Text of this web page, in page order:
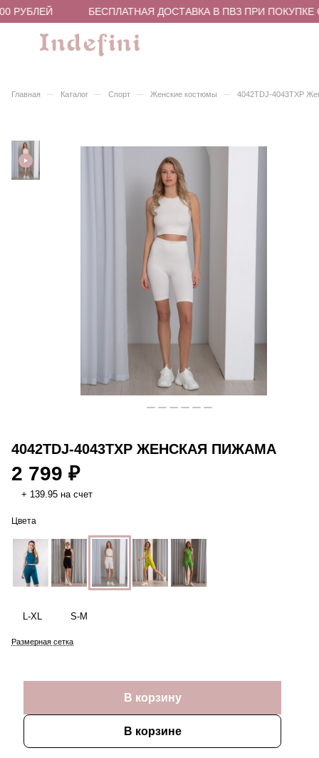
РУБЛЕЙ БЕСПЛАТНАЯ ДОСТАВКА В ПВЗ ПРИ ПОКУПКЕ
Главная – Каталог – Спорт – Женские костюмы – 4042TDJ-4043TXP
4042TDJ-4043TXP ЖЕНСКАЯ ПИЖАМА
2 799 ₽
+ 139.95 на счет
Цвета
L-XL S-M
Размерная сетка
В корзину
В корзине